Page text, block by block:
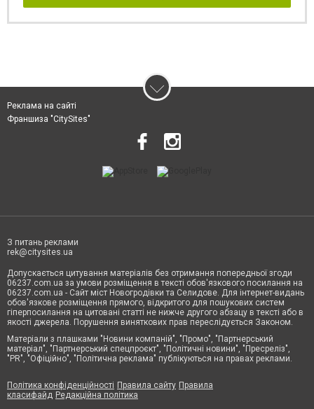
Реклама на сайті
Франшиза "CitySites"
З питань реклами
rek@citysites.ua
Допускається цитування матеріалів без отримання попередньої згоди
06237.com.ua за умови розміщення в тексті обов'язкового посилання на
06237.com.ua - Сайт міст Новогродівки та Селидове. Для інтернет-видань
обов'язкове розміщення прямого, відкритого для пошукових систем
гіперпосилання на цитовані статті не нижче другого абзацу в тексті або в
якості джерела. Порушення виняткових прав переслідується Законом.
Матеріали з плашками "Новини компаній", "Промо", "Партнерський
матеріал", "Партнерський спецпроєкт", "Політичні новини", "Пресреліз",
"PR", "Офіційно", "Політична реклама" публікуються на правах реклами.
Політика конфіденційності Правила сайту Правила
класифайд Редакційна політика